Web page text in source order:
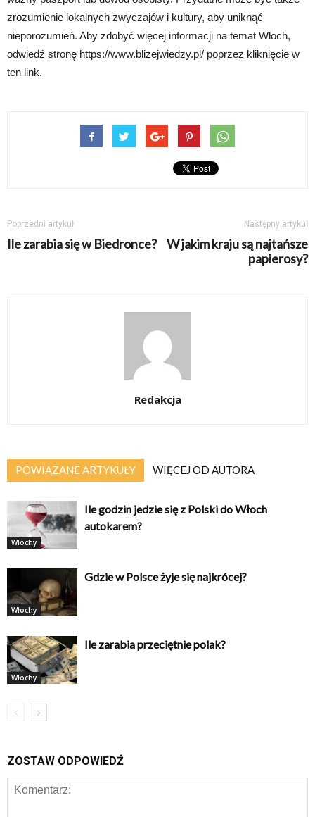
zrozumienie lokalnych zwyczajów i kultury, aby uniknąć
nieporozumień. Aby zdobyć więcej informacji na temat Włoch,
odwiedź stronę https://www.blizejwiedzy.pl/ poprzez kliknięcie w
ten link.
Poprzedni artykuł
Ile zarabia się w Biedronce?
Następny artykuł
W jakim kraju są najtańsze
papierosy?
Redakcja
POWIĄZANE ARTYKUŁY WIĘCEJ OD AUTORA
Włochy
Ile godzin jedzie się z Polski do Włoch
autokarem?
Włochy
Gdzie w Polsce żyje się najkrócej?
Włochy
Ile zarabia przeciętnie polak?
ZOSTAW ODPOWIEDŹ